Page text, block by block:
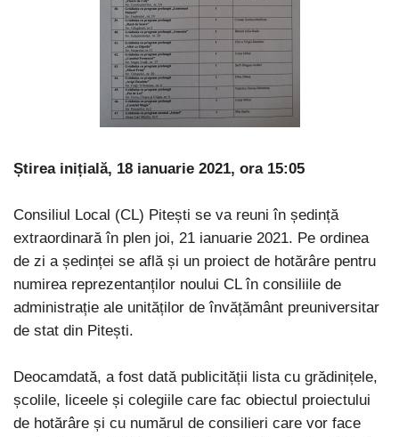
Știrea inițială, 18 ianuarie 2021, ora 15:05
Consiliul Local (CL) Pitești se va reuni în ședință
extraordinară în plen joi, 21 ianuarie 2021. Pe ordinea
de zi a ședinței se află și un proiect de hotărâre pentru
numirea reprezentanților noului CL în consiliile de
administrație ale unităților de învățământ preuniversitar
de stat din Pitești.
Deocamdată, a fost dată publicității lista cu grădinițele,
școlile, liceele și colegiile care fac obiectul proiectului
de hotărâre și cu numărul de consilieri care vor face